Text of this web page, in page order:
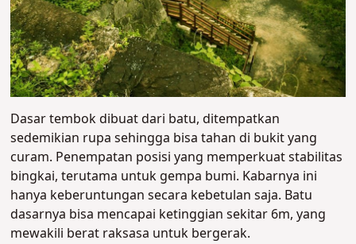
Dasar tembok dibuat dari batu, ditempatkan
sedemikian rupa sehingga bisa tahan di bukit yang
curam. Penempatan posisi yang memperkuat stabilitas
bingkai, terutama untuk gempa bumi. Kabarnya ini
hanya keberuntungan secara kebetulan saja. Batu
dasarnya bisa mencapai ketinggian sekitar 6m, yang
mewakili berat raksasa untuk bergerak.